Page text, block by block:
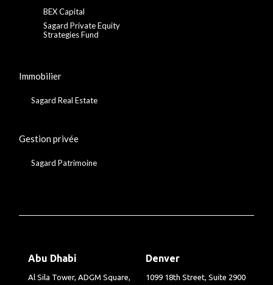
BEX Capital
Sagard Private Equity
Strategies Fund
Immobilier
Sagard Real Estate
Gestion privée
Sagard Patrimoine
Abu Dhabi
Al Sila Tower, ADGM Square,
Denver
1099 18th Street, Suite 2900